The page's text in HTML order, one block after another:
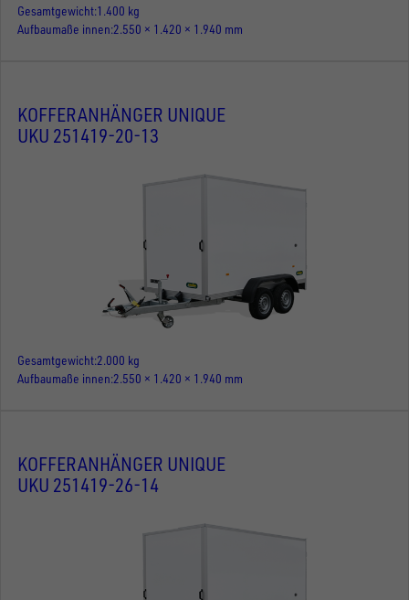
Gesamtgewicht 1.400 kg
Aufbaumaße innen 2.550 × 1.420 × 1.940 mm
KOFFERANHÄNGER UNIQUE
UKU 251419-20-13
Gesamtgewicht 2.000 kg
Aufbaumaße innen 2.550 × 1.420 × 1.940 mm
KOFFERANHÄNGER UNIQUE
UKU 251419-26-14